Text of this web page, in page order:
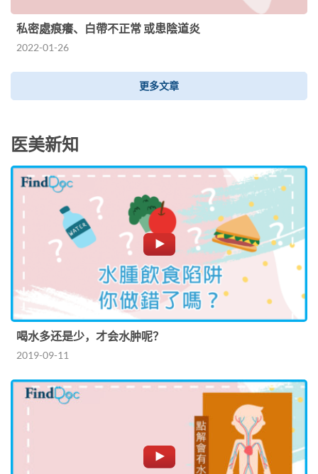
私密處痕癢、白帶不正常 或患陰道炎
2022-01-26
更多文章
医美新知
喝水多还是少，才会水肿呢？
2019-09-11